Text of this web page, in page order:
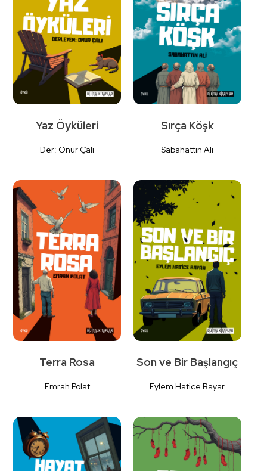
Detaylı
İncele
Yaz Öyküleri
Der: Onur Çalı
Detaylı
İncele
Sırça Köşk
Sabahattin Ali
Terra Rosa
Emrah Polat
Son ve Bir Başlangıç
Eylem Hatice Bayar